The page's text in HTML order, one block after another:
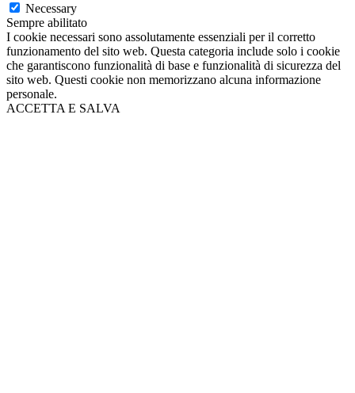
Necessary
Sempre abilitato
I cookie necessari sono assolutamente essenziali per il corretto
funzionamento del sito web. Questa categoria include solo i cookie
che garantiscono funzionalità di base e funzionalità di sicurezza del
sito web. Questi cookie non memorizzano alcuna informazione
personale.
ACCETTA E SALVA